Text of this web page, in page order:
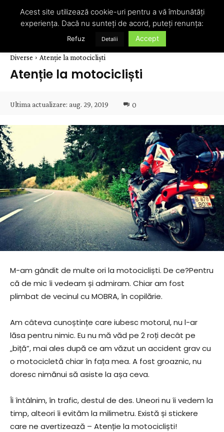
Diverse Atenție la motocicliști
Atenție la motocicliști
Ultima actualizare: aug. 29, 2019 0
M-am gândit de multe ori la motocicliști. De ce?Pentru
că de mic îi vedeam și admiram. Chiar am fost
plimbat de vecinul cu MOBRA, în copilărie.
Am câteva cunoștințe care iubesc motorul, nu l-ar
lăsa pentru nimic. Eu nu mă văd pe 2 roți decât pe
„biță”, mai ales după ce am văzut un accident grav cu
o motocicletă chiar în fața mea. A fost groaznic, nu
doresc nimănui să asiste la așa ceva.
Îi întâlnim, în trafic, destul de des. Uneori nu îi vedem la
timp, alteori îi evităm la milimetru. Există și stickere
care ne avertizează – Atenție la motocicliști!
Acest site utilizează cookie-uri pentru a vă îmbunătăți
experiența. Dacă nu sunteți de acord, puteți renunța:
Refuz Detalii Accept